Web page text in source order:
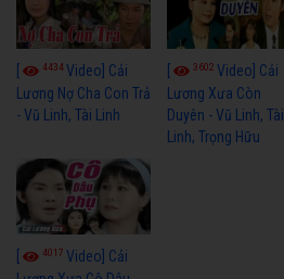
4434Video] Cải
Lương Nợ Cha Con Trả
- Vũ Linh, Tài Linh
3602Video] Cải
Lương Xưa Còn
Duyên - Vũ Linh, Tài
Linh, Trọng Hữu
[ 4017 Video] Cải